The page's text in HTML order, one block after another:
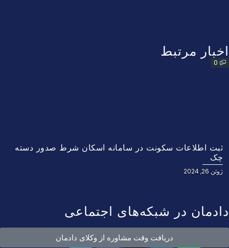
اخبار مرتبط
0
ثبت اطلاعات سکونت در سامانه اسکان شرط صدور دسته
چک
ژوئن 26, 2024
دادمان در شبکه‌های اجتماعی
دریافت وقت مشاوره از وکلای دادمان